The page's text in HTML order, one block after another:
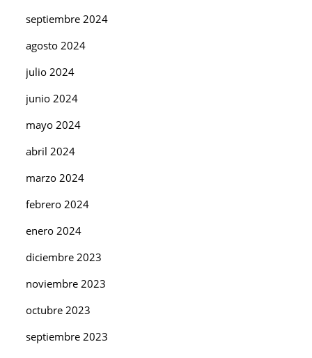
septiembre 2024
agosto 2024
julio 2024
junio 2024
mayo 2024
abril 2024
marzo 2024
febrero 2024
enero 2024
diciembre 2023
noviembre 2023
octubre 2023
septiembre 2023